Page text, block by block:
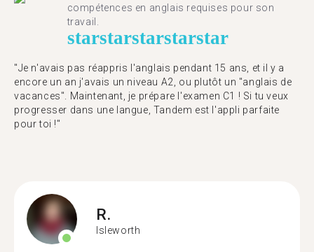
compétences en anglais requises pour son
travail.
starstarstarstarstar
"Je n'avais pas réappris l'anglais pendant 15 ans, et il y a
encore un an j'avais un niveau A2, ou plutôt un "anglais de
vacances". Maintenant, je prépare l'examen C1 ! Si tu veux
progresser dans une langue, Tandem est l'appli parfaite
pour toi !"
R.
Isleworth